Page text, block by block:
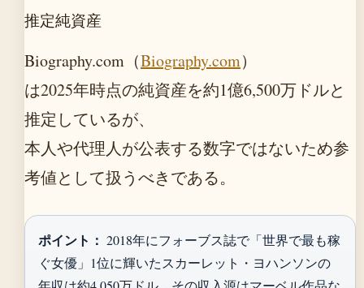
推定純資産
Biography.com（Biography.com）
は2025年時点の純資産を約1億6,500万ドルと
推定しているが、
本人や代理人が公表する数字ではないため参
考値として扱うべきである。
ポイント： 2018年にフォーブス誌で「世界で最も稼
ぐ女優」1位に輝いたスカーレット・ヨハンソンの